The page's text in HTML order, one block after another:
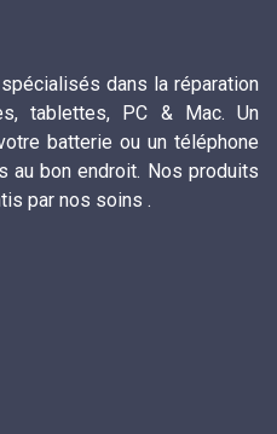
dans la réparation
tablettes, PC & Mac. Un
batterie ou un téléphone
au bon endroit. Nos produits
par nos soins .